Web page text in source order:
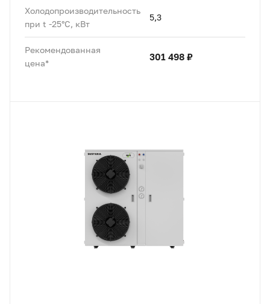
Холодопроизводительность
при t -25°C, кВт
5,3
Рекомендованная
цена*
301 498 ₽